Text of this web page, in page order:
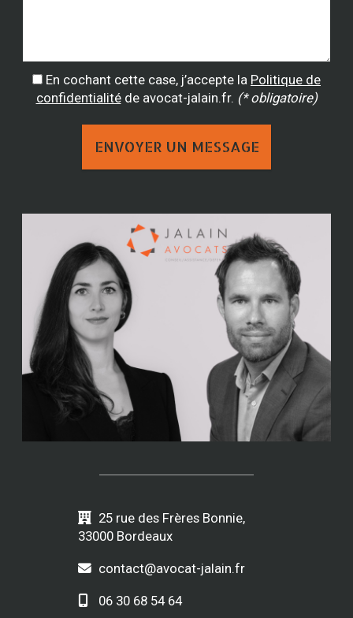
En cochant cette case, j’accepte la Politique de
confidentialitéde avocat-jalain.fr. (* obligatoire)
25 rue des Frères Bonnie,
33000 Bordeaux
contact@avocat-jalain.fr
06 30 68 54 64